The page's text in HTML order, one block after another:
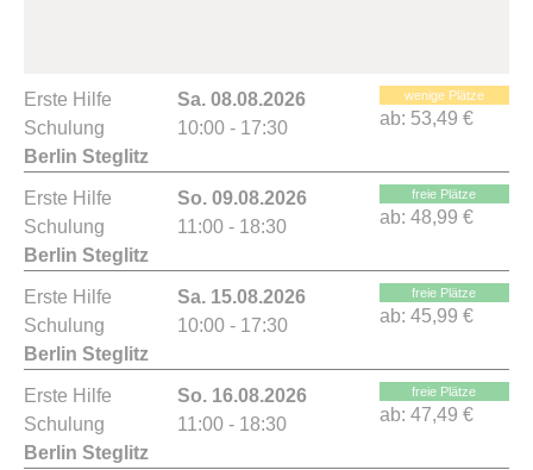
Erste Hilfe
Schulung
Berlin Steglitz
Sa. 08.08.2026
10:00 - 17:30
wenige Plätze
ab: 53,49 €
Erste Hilfe
Schulung
Berlin Steglitz
So. 09.08.2026
11:00 - 18:30
freie Plätze
ab: 48,99 €
Erste Hilfe
Schulung
Berlin Steglitz
Sa. 15.08.2026
10:00 - 17:30
freie Plätze
ab: 45,99 €
Erste Hilfe
Schulung
Berlin Steglitz
So. 16.08.2026
11:00 - 18:30
freie Plätze
ab: 47,49 €